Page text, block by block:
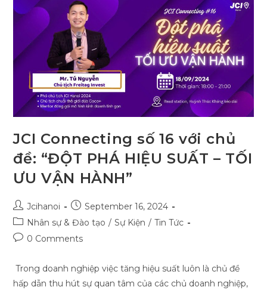
JCI Connecting số 16 với chủ
đề: “ĐỘT PHÁ HIỆU SUẤT – TỐI
ƯU VẬN HÀNH”
Post
author:
Jcihanoi
Post
published:
September 16, 2024
Post
category:
Nhân sự & Đào tạo / Sự Kiện / Tin Tức
Post0 Comments
Trong doanh nghiệp việc tăng hiệu suất luôn là chủ đề
hấp dẫn thu hút sự quan tâm của các chủ doanh nghiệp,